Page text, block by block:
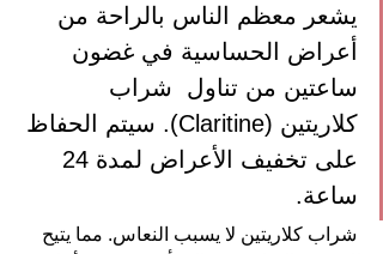
يشعر معظم الناس بالراحة من
أعراض الحساسية في غضون
ساعتين من تناول  شراب
كلاريتين (Claritine). سيتم الحفاظ
ساعة.
شراب كلاريتين لا يسبب النعاس. مما يتيح